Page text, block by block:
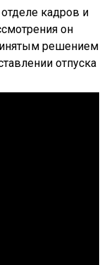
отделе кадров и
он
решением
отпуска